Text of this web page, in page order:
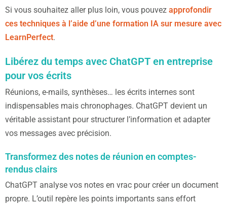
Si vous souhaitez aller plus loin, vous pouvez approfondir
ces techniques à l’aide d’une formation IA sur mesure avec
LearnPerfect.
Libérez du temps avec ChatGPT en entreprise
pour vos écrits
Réunions, e-mails, synthèses… les écrits internes sont
indispensables mais chronophages. ChatGPT devient un
véritable assistant pour structurer l’information et adapter
vos messages avec précision.
Transformez des notes de réunion en comptes-
rendus clairs
ChatGPT analyse vos notes en vrac pour créer un document
propre. L’outil repère les points importants sans effort